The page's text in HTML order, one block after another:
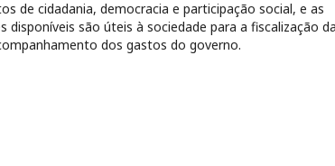
de cidadania, democracia e participação social, e as
disponíveis são úteis à sociedade para a fiscalização
dos gastos do governo.